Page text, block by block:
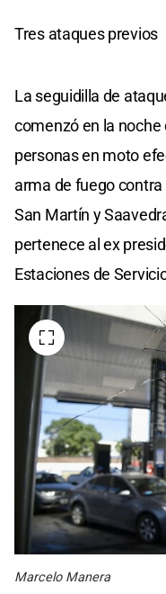
Tres ataques previos
La seguidilla de
comenzó en la
personas en moto
arma de fuego
San Martín y
pertenece al ex
Estaciones de
Marcelo Manera